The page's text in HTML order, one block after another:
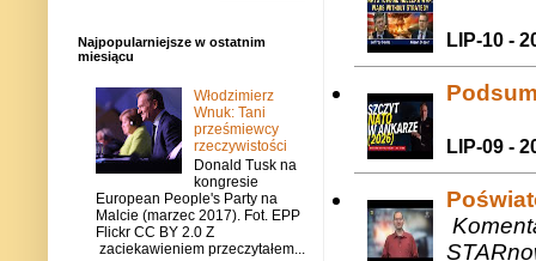
LIP-10 -
LIP-09 -
Najpopularniejsze w ostatnim
miesiącu
Włodzimierz
Wnuk: Tani
prześmiewcy
rzeczywistości
Donald Tusk na
kongresie
European People's Party na
Malcie (marzec 2017). Fot. EPP
Flickr CC BY 2.0 Z
zaciekawieniem przeczytałem...